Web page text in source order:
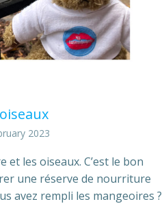
2023
et les oiseaux. C’est le bon
une réserve de nourriture
avez rempli les mangeoires ?